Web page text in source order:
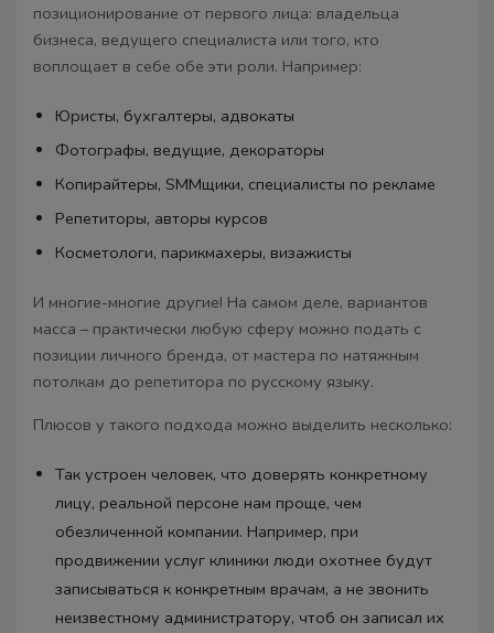
позиционирование от первого лица: владельца
бизнеса, ведущего специалиста или того, кто
воплощает в себе обе эти роли. Например:
Юристы, бухгалтеры, адвокаты
Фотографы, ведущие, декораторы
Копирайтеры, SMMщики, специалисты по рекламе
Репетиторы, авторы курсов
Косметологи, парикмахеры, визажисты
И многие-многие другие! На самом деле, вариантов
масса – практически любую сферу можно подать с
позиции личного бренда, от мастера по натяжным
потолкам до репетитора по русскому языку.
Плюсов у такого подхода можно выделить несколько:
Так устроен человек, что доверять конкретному
лицу, реальной персоне нам проще, чем
обезличенной компании. Например, при
продвижении услуг клиники люди охотнее будут
записываться к конкретным врачам, а не звонить
неизвестному администратору, чтоб он записал их